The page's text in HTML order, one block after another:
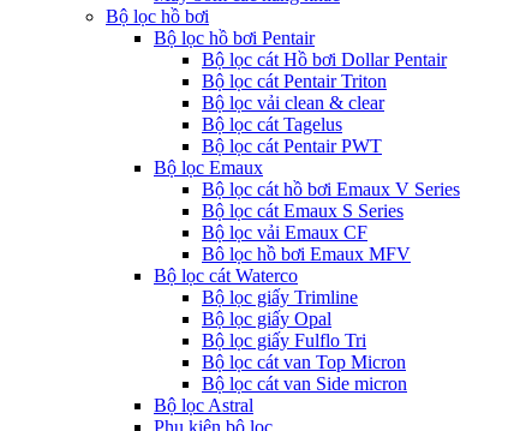
Bộ lọc hồ bơi
Bộ lọc hồ bơi Pentair
Bộ lọc cát Hồ bơi Dollar Pentair
Bộ lọc cát Pentair Triton
Bộ lọc vải clean & clear
Bộ lọc cát Tagelus
Bộ lọc cát Pentair PWT
Bộ lọc Emaux
Bộ lọc cát hồ bơi Emaux V Series
Bộ lọc cát Emaux S Series
Bộ lọc vải Emaux CF
Bô lọc hồ bơi Emaux MFV
Bộ lọc cát Waterco
Bộ lọc giấy Trimline
Bộ lọc giấy Opal
Bộ lọc giấy Fulflo Tri
Bộ lọc cát van Top Micron
Bộ lọc cát van Side micron
Bộ lọc Astral
Phụ kiện bộ lọc